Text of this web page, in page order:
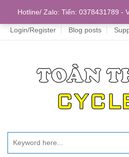
Home
Login/Register Blog posts
Hotline/ Zalo: Tiến: 0378431789 -